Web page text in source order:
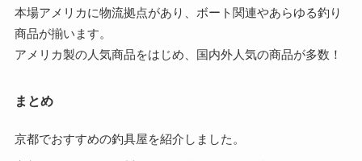
本場アメリカに物流拠点があり、ボート関連やあらゆる釣り
商品が揃います。
アメリカ製の人気商品をはじめ、国内外人気の商品が多数！
まとめ
京都でおすすめの釣具屋を紹介しました。